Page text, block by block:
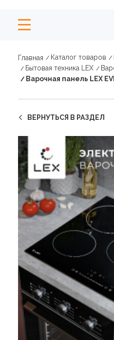
Главная Каталог товаров
Бытовая техника LEX
Варочная панель LEX
ВЕРНУТЬСЯ В РАЗДЕЛ